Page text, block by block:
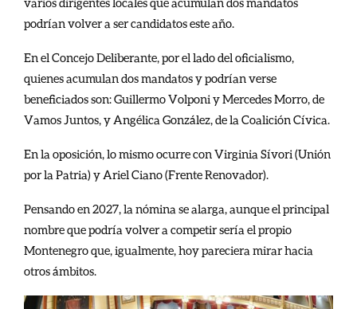
podrían volver a ser candidatos este año.
En el Concejo Deliberante, por el lado del oficialismo,
quienes acumulan dos mandatos y podrían verse
beneficiados son: Guillermo Volponi y Mercedes Morro, de
Vamos Juntos, y Angélica González, de la Coalición Cívica.
En la oposición, lo mismo ocurre con Virginia Sívori (Unión
por la Patria) y Ariel Ciano (Frente Renovador).
Pensando en 2027, la nómina se alarga, aunque el principal
nombre que podría volver a competir sería el propio
Montenegro que, igualmente, hoy pareciera mirar hacia
otros ámbitos.